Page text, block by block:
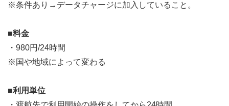
※条件あり→データチャージに加入していること。
■料金
・980円/24時間
※国や地域によって変わる
■利用単位